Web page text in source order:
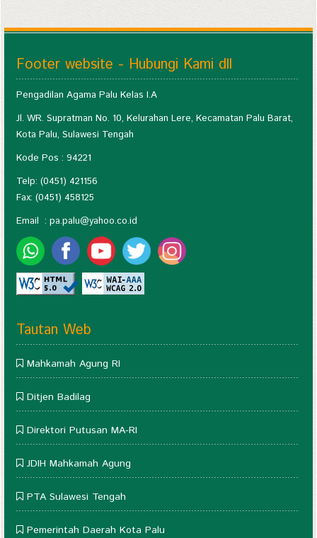
Footer website - Hubungi Kami dll
Pengadilan Agama Palu Kelas I.A
Jl. WR. Supratman No. 10, Kelurahan Lere, Kecamatan Palu Barat,
Kota Palu, Sulawesi Tengah
Kode Pos : 94221
Telp: (0451) 421156
Fax: (0451) 458125
Email : pa.palu@yahoo.co.id
Tautan Web
Mahkamah Agung RI
Ditjen Badilag
Direktori Putusan MA-RI
JDIH Mahkamah Agung
PTA Sulawesi Tengah
Pemerintah Daerah Kota Palu